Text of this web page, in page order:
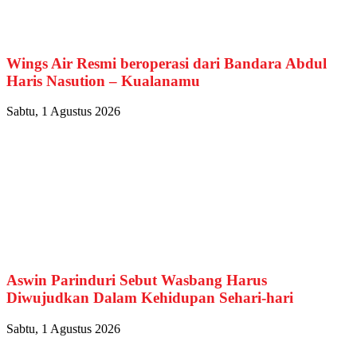
Wings Air Resmi beroperasi dari Bandara Abdul
Haris Nasution – Kualanamu
Sabtu, 1 Agustus 2026
Aswin Parinduri Sebut Wasbang Harus
Diwujudkan Dalam Kehidupan Sehari-hari
Sabtu, 1 Agustus 2026